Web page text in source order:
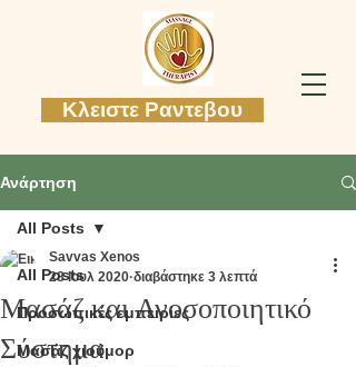
Κλειστε Ραντεβου
Ανάρτηση
All Posts
Προσωπικές εμπειρίες
Mασάζ χιούμορ
All Posts
Μασάζ και Ανοσοποιητικό
Σύστημα
Savvas Xenos
28 Ιουλ 2020 διαβάστηκε 3 λεπτά